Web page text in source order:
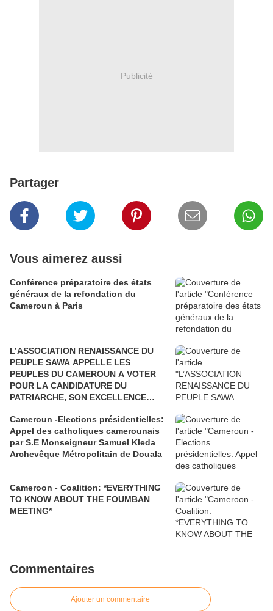
Publicité
Partager
Vous aimerez aussi
Conférence préparatoire des états
généraux de la refondation du
Cameroun à Paris
L’ASSOCIATION RENAISSANCE DU
PEUPLE SAWA APPELLE LES
PEUPLES DU CAMEROUN A VOTER
POUR LA CANDIDATURE DU
PATRIARCHE, SON EXCELLENCE
Cameroun -Elections présidentielles:
Appel des catholiques camerounais
par S.E Monseigneur Samuel Kleda
Archevêque Métropolitain de Douala
Cameroon - Coalition: *EVERYTHING
TO KNOW ABOUT THE FOUMBAN
MEETING*
Commentaires
Ajouter un commentaire